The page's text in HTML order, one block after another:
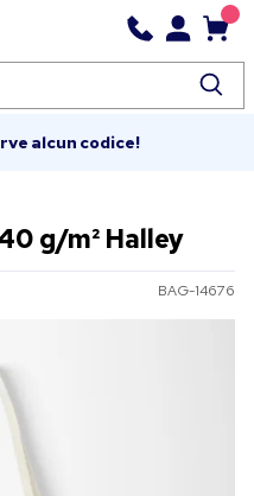
alcun codice!
g/m² Halley
BAG-14676